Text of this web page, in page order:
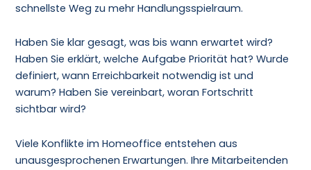
schnellste Weg zu mehr Handlungsspielraum.
Haben Sie klar gesagt, was bis wann erwartet wird?
Haben Sie erklärt, welche Aufgabe Priorität hat? Wurde
definiert, wann Erreichbarkeit notwendig ist und
warum? Haben Sie vereinbart, woran Fortschritt
sichtbar wird?
Viele Konflikte im Homeoffice entstehen aus
unausgesprochenen Erwartungen. Ihre Mitarbeitenden